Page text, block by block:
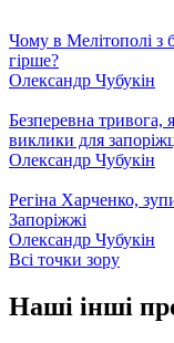
Чому в Мелітополі з
гірше?
Олександр Чубукін
Безперевна тривога,
виклики для
Олександр Чубукін
Регіна Харченко,
Запоріжжі
Олександр Чубукін
Всі точки зору
Наші інші